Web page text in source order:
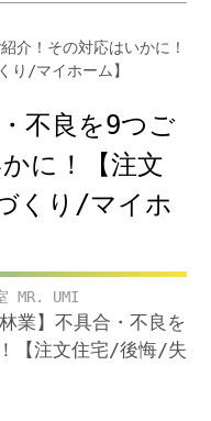
不良を9つご
に！【注文
くり/マイホ
MR. UMI
業】不具合・不良を
【注文住宅/後悔/失